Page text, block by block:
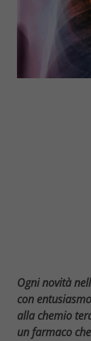
Ogni novità
con
alla chemio
un farmaco